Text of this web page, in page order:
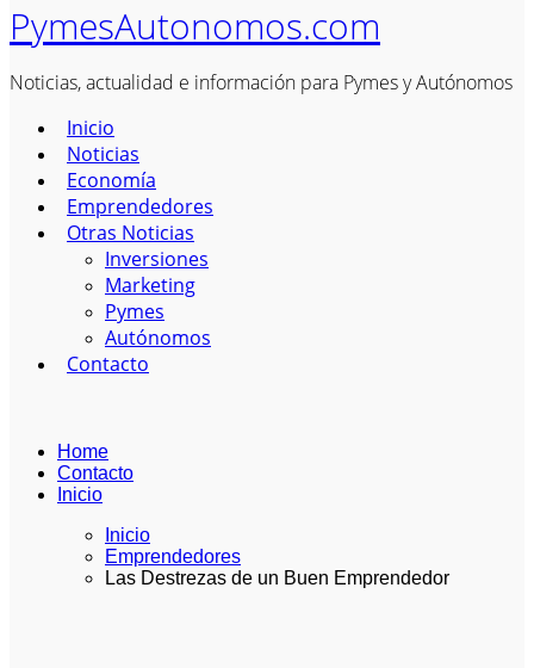
PymesAutonomos.com
Noticias, actualidad e información para Pymes y Autónomos
Inicio
Noticias
Economía
Emprendedores
Otras Noticias
Inversiones
Marketing
Pymes
Autónomos
Contacto
Home
Contacto
Inicio
Inicio
Emprendedores
Las Destrezas de un Buen Emprendedor